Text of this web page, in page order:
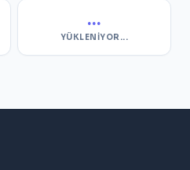
...
YÜKLENIYOR...